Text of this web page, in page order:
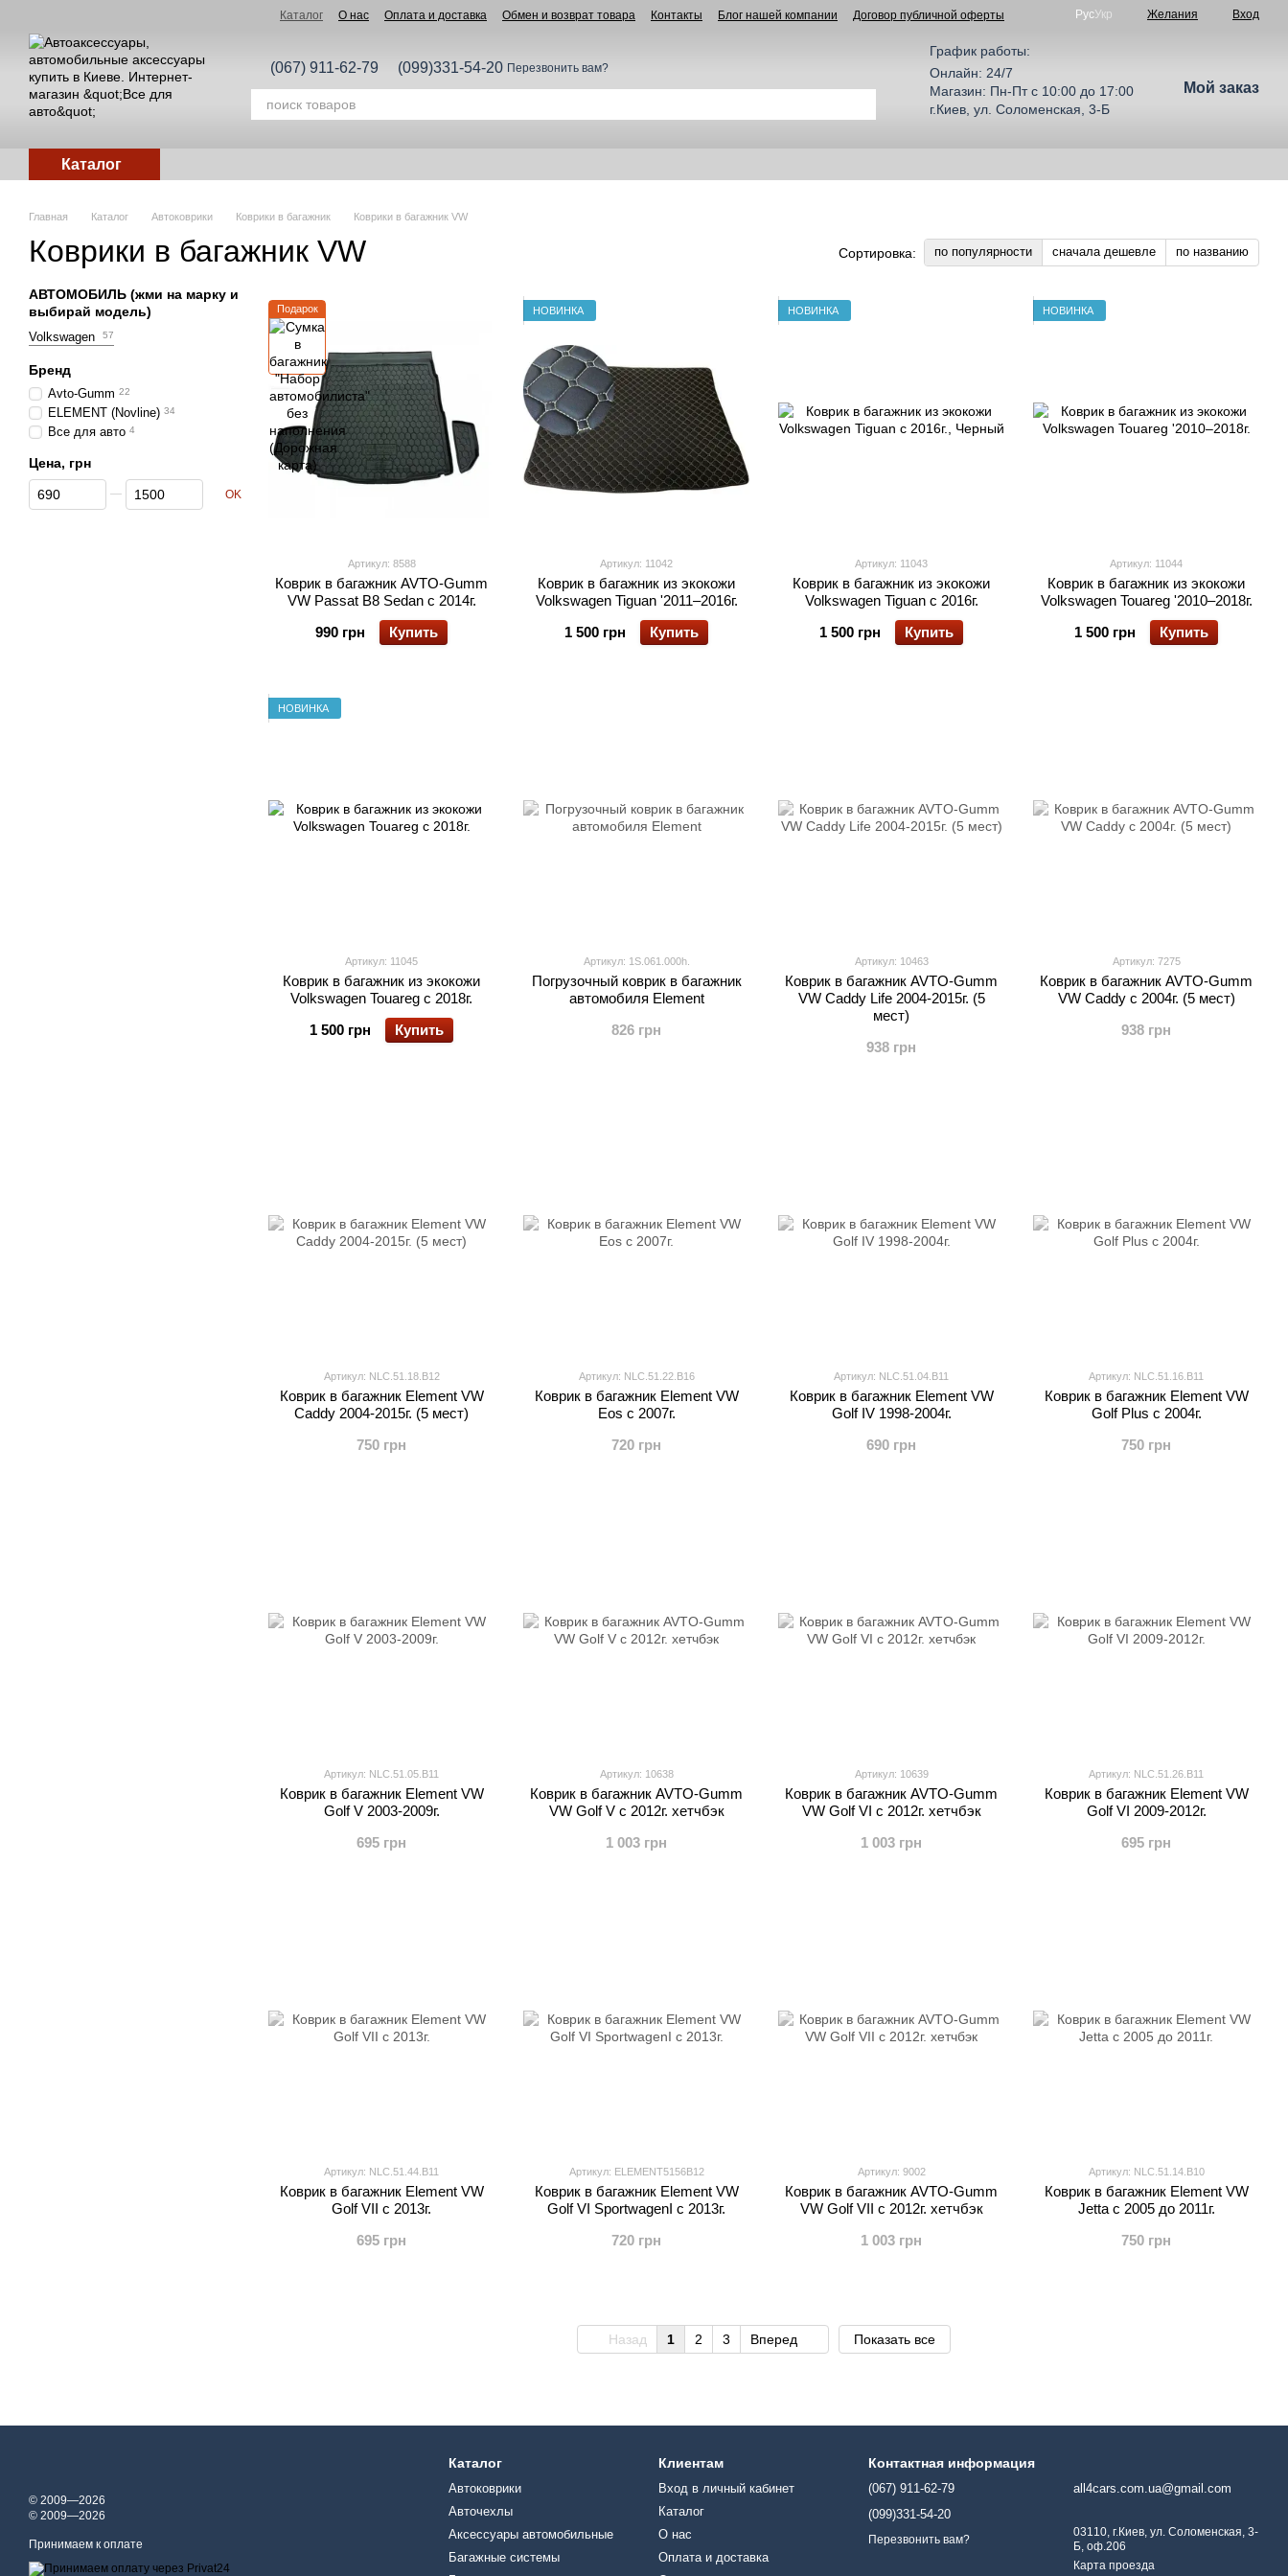
Каталог О нас Оплата и доставка Обмен и возврат товара Контакты Блог нашей компании Договор публичной оферты РусУкр Желания Вход
(067) 911-62-79 (099)331-54-20 Перезвонить вам?
График работы:
Онлайн: 24/7
Магазин: Пн-Пт с 10:00 до 17:00
г.Киев, ул. Соломенская, 3-Б
Мой заказ
Каталог
Главная Каталог Автоковрики Коврики в багажник Коврики в багажник VW
Коврики в багажник VW Сортировка: по популярности сначала дешевле по названию
Подарок
Артикул: 8588
Коврик в багажник AVTO-Gumm
VW Passat B8 Sedan с 2014г.
990 грн
Купить
НОВИНКА
Артикул: 11042
Коврик в багажник из экокожи
Volkswagen Tiguan '2011–2016г.
1 500 грн
Купить
НОВИНКА
Артикул: 11043
Коврик в багажник из экокожи
Volkswagen Tiguan с 2016г.
1 500 грн
Купить
НОВИНКА
Артикул: 11044
Коврик в багажник из экокожи
Volkswagen Touareg '2010–2018г.
1 500 грн
Купить
НОВИНКА
Артикул: 11045
Коврик в багажник из экокожи
Volkswagen Touareg с 2018г.
1 500 грн
Купить
Артикул: 1S.061.000h.
Погрузочный коврик в багажник
автомобиля Element
826 грн
Артикул: 10463
Коврик в багажник AVTO-Gumm
VW Caddy Life 2004-2015г. (5
мест)
938 грн
Артикул: 7275
Коврик в багажник AVTO-Gumm
VW Caddy с 2004г. (5 мест)
938 грн
Артикул: NLC.51.18.B12
Коврик в багажник Element VW
Caddy 2004-2015г. (5 мест)
750 грн
Артикул: NLC.51.22.B16
Коврик в багажник Element VW
Eos с 2007г.
720 грн
Артикул: NLC.51.04.B11
Коврик в багажник Element VW
Golf IV 1998-2004г.
690 грн
Артикул: NLC.51.16.B11
Коврик в багажник Element VW
Golf Plus с 2004г.
750 грн
Артикул: NLC.51.05.B11
Коврик в багажник Element VW
Golf V 2003-2009г.
695 грн
Артикул: 10638
Коврик в багажник AVTO-Gumm
VW Golf V с 2012г. хетчбэк
1 003 грн
Артикул: 10639
Коврик в багажник AVTO-Gumm
VW Golf VI с 2012г. хетчбэк
1 003 грн
Артикул: NLC.51.26.B11
Коврик в багажник Element VW
Golf VI 2009-2012г.
695 грн
Артикул: NLC.51.44.B11
Коврик в багажник Element VW
Golf VII c 2013г.
695 грн
Артикул: ELEMENT5156B12
Коврик в багажник Element VW
Golf VI SportwagenI с 2013г.
720 грн
Артикул: 9002
Коврик в багажник AVTO-Gumm
VW Golf VII с 2012г. хетчбэк
1 003 грн
Артикул: NLC.51.14.B10
Коврик в багажник Element VW
Jetta с 2005 до 2011г.
750 грн
Назад 1 2 3 Вперед Показать все
АВТОМОБИЛЬ (жми на марку и
выбирай модель)
Volkswagen 57
Бренд
Avto-Gumm 22
ELEMENT (Novline) 34
Все для авто 4
Цена, грн
От Цена, грн
До Цена, грн OK
© 2009—2026
© 2009—2026
Принимаем к оплате
Каталог
Автоковрики
Авточехлы
Аксессуары автомобильные
Багажные системы
Клиентам
Вход в личный кабинет
Каталог
О нас
Оплата и доставка
Контактная информация
(067) 911-62-79
(099)331-54-20
Перезвонить вам?
all4cars.com.ua@gmail.com
03110, г.Киев, ул. Соломенская, 3-
Б, оф.206
Карта проезда